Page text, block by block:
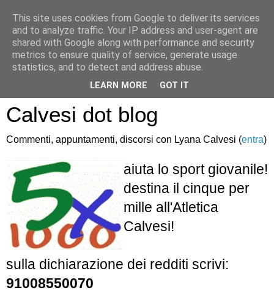
Atletica Sandro
Calvesi dot blog
Commenti, appuntamenti, discorsi con Lyana Calvesi (entra)
aiuta lo sport giovanile!
destina il cinque per
mille all'Atletica
Calvesi!
sulla dichiarazione dei redditi scrivi:
91008550070
This site uses cookies from Google to deliver its services
and to analyze traffic. Your IP address and user-agent are
shared with Google along with performance and security
metrics to ensure quality of service, generate usage
statistics, and to detect and address abuse.
LEARN MORE GOT IT